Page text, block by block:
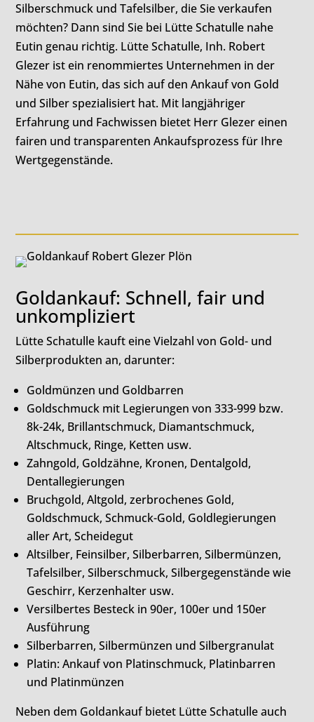
Silberschmuck und Tafelsilber, die Sie verkaufen
möchten? Dann sind Sie bei Lütte Schatulle nahe
Eutin genau richtig. Lütte Schatulle, Inh. Robert
Glezer ist ein renommiertes Unternehmen in der
Nähe von Eutin, das sich auf den Ankauf von Gold
und Silber spezialisiert hat. Mit langjähriger
Erfahrung und Fachwissen bietet Herr Glezer einen
fairen und transparenten Ankaufsprozess für Ihre
Wertgegenstände.
Goldankauf: Schnell, fair und
unkompliziert
Lütte Schatulle kauft eine Vielzahl von Gold- und
Silberprodukten an, darunter:
Goldmünzen und Goldbarren
Goldschmuck mit Legierungen von 333-999 bzw.
8k-24k, Brillantschmuck, Diamantschmuck,
Altschmuck, Ringe, Ketten usw.
Zahngold, Goldzähne, Kronen, Dentalgold,
Dentallegierungen
Bruchgold, Altgold, zerbrochenes Gold,
Goldschmuck, Schmuck-Gold, Goldlegierungen
aller Art, Scheidegut
Altsilber, Feinsilber, Silberbarren, Silbermünzen,
Tafelsilber, Silberschmuck, Silbergegenstände wie
Geschirr, Kerzenhalter usw.
Versilbertes Besteck in 90er, 100er und 150er
Ausführung
Silberbarren, Silbermünzen und Silbergranulat
Platin: Ankauf von Platinschmuck, Platinbarren
und Platinmünzen
Neben dem Goldankauf bietet Lütte Schatulle auch